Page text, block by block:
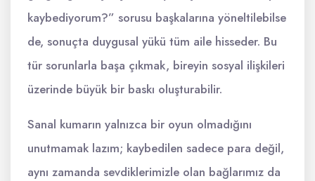
kaybediyorum?” sorusu başkalarına yöneltilebilse
de, sonuçta duygusal yükü tüm aile hisseder. Bu
tür sorunlarla başa çıkmak, bireyin sosyal ilişkileri
üzerinde büyük bir baskı oluşturabilir.
Sanal kumarın yalnızca bir oyun olmadığını
unutmamak lazım; kaybedilen sadece para değil,
aynı zamanda sevdiklerimizle olan bağlarımız da